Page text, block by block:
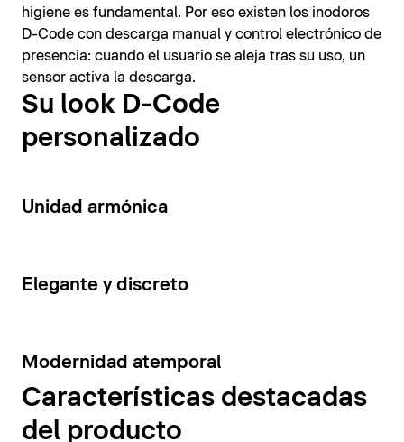
higiene es fundamental. Por eso existen los inodoros
D-Code con descarga manual y control electrónico de
presencia: cuando el usuario se aleja tras su uso, un
sensor activa la descarga.
Su look D-Code
personalizado
14
Unidad armónica
15
Elegante y discreto
10
Modernidad atemporal
Características destacadas
del producto